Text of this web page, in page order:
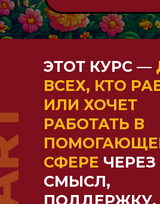
ЭТОТ КУРС —
ВСЕХ, КТО
ИЛИ ХОЧЕТ
РАБОТАТЬ В
СФЕРЕ
СМЫСЛ,
ПОДДЕРЖКУ,